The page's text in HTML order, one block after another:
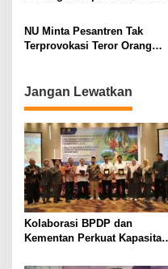
i
p
s
NU Minta Pesantren Tak
Terprovokasi Teror Orang
Jangan Lewatkan
Kolaborasi BPDP dan
Kementan Perkuat Kapasitas